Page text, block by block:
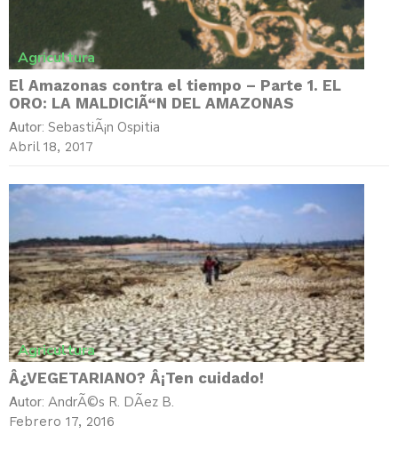
Agricultura
El Amazonas contra el tiempo – Parte 1. EL
ORO: LA MALDICIÃ“N DEL AMAZONAS
Autor: SebastiÃ¡n Ospitia
Abril 18, 2017
Agricultura
Â¿VEGETARIANO? Â¡Ten cuidado!
Autor: AndrÃ©s R. DÃ­ez B.
Febrero 17, 2016